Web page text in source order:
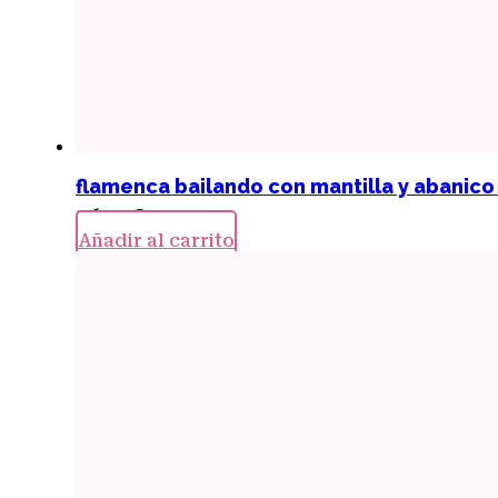
flamenca bailando con mantilla y
26,00€
Añadir al carrito